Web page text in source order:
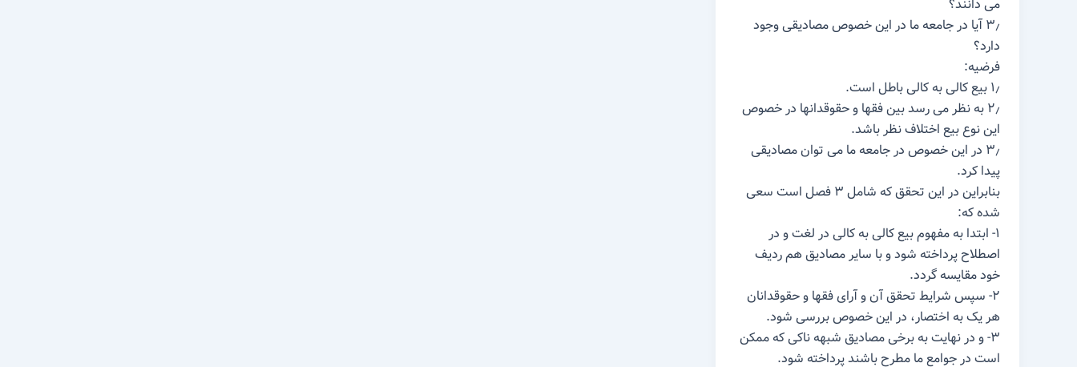
می دانند؟
۳٫ آیا در جامعه ما در این خصوص مصادیقی وجود
دارد؟
فرضیه:
۱٫ بیع کالی به کالی باطل است.
۲٫ به نظر می رسد بین فقها و حقوقدانها در خصوص
این نوع بیع اختلاف نظر باشد.
۳٫ در این خصوص در جامعه ما می توان مصادیقی
پیدا کرد.
بنابراین در این تحقق که شامل ۳ فصل است سعی
شده که:
۱- ابتدا به مفهوم بیع کالی به کالی در لغت و در
اصطلاح پرداخته شود و با سایر مصادیق هم ردیف
خود مقایسه گردد.
۲- سپس شرایط تحقق آن و آرای فقها و حقوقدانان
هر یک به اختصار، در این خصوص بررسی شود.
۳- و در نهایت به برخی مصادیق شبهه ناکی که ممکن
است در جوامع ما مطرح باشند پرداخته شود.